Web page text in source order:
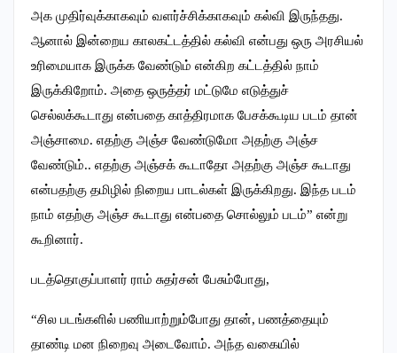
அக முதிர்வுக்காகவும் வளர்ச்சிக்காகவும் கல்வி இருந்தது.
ஆனால் இன்றைய காலகட்டத்தில் கல்வி என்பது ஒரு அரசியல்
உரிமையாக இருக்க வேண்டும் என்கிற கட்டத்தில் நாம்
இருக்கிறோம். அதை ஒருத்தர் மட்டுமே எடுத்துச்
செல்லக்கூடாது என்பதை காத்திரமாக பேசக்கூடிய படம் தான்
அஞ்சாமை. எதற்கு அஞ்ச வேண்டுமோ அதற்கு அஞ்ச
வேண்டும்.. எதற்கு அஞ்சக் கூடாதோ அதற்கு அஞ்ச கூடாது
என்பதற்கு தமிழில் நிறைய பாடல்கள் இருக்கிறது. இந்த படம்
நாம் எதற்கு அஞ்ச கூடாது என்பதை சொல்லும் படம்” என்று
கூறினார்.
படத்தொகுப்பாளர் ராம் சுதர்சன் பேசும்போது,
“சில படங்களில் பணியாற்றும்போது தான், பணத்தையும்
தாண்டி மன நிறைவு அடைவோம். அந்த வகையில்